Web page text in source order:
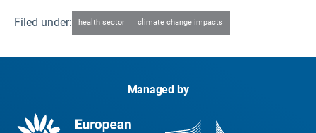
Filed under: health sector climate change impacts
Managed by